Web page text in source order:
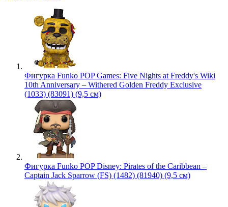
Фигурка Funko POP Games: Five Nights at Freddy's Wiki
10th Anniversary – Withered Golden Freddy Exclusive
(1033) (83091) (9,5 см)
Фигурка Funko POP Disney: Pirates of the Caribbean –
Captain Jack Sparrow (FS) (1482) (81940) (9,5 см)